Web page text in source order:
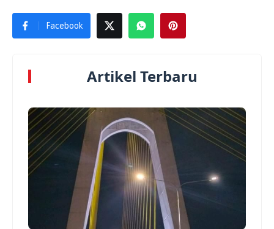
Facebook
Artikel Terbaru